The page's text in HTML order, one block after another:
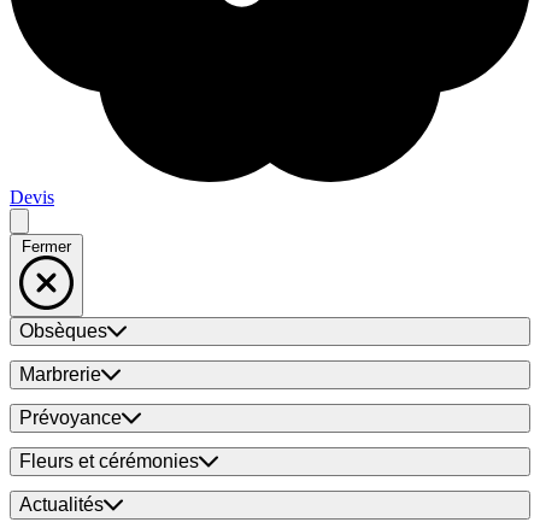
Devis
Fermer
Obsèques
Marbrerie
Prévoyance
Fleurs et cérémonies
Actualités